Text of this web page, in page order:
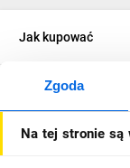
Zgoda
Na tej stronie są
Jak kupować
O firmie